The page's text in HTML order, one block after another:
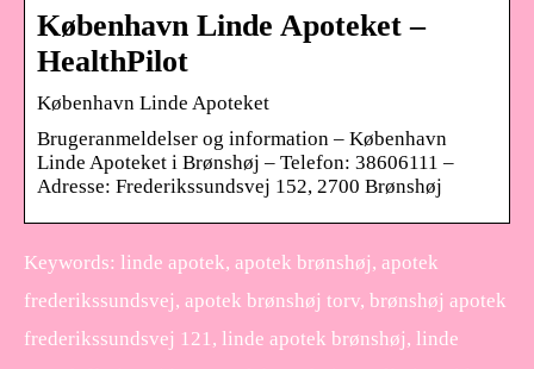
København Linde Apoteket –
HealthPilot
København Linde Apoteket
Brugeranmeldelser og information – København
Linde Apoteket i Brønshøj – Telefon: 38606111 –
Adresse: Frederikssundsvej 152, 2700 Brønshøj
Keywords: linde apotek, apotek brønshøj, apotek
frederikssundsvej, apotek brønshøj torv, brønshøj apotek
frederikssundsvej 121, linde apotek brønshøj, linde